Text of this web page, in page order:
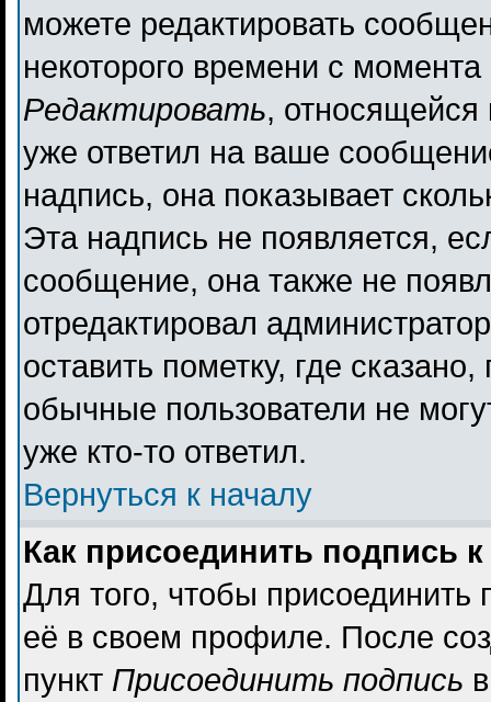
можете редактировать
некоторого времени с
Редактировать,
уже ответил на ваше
надпись, она показывает
Эта надпись не появляется,
сообщение, она также не
отредактировал
оставить пометку, где
обычные пользователи не
уже кто-то ответил.
Вернуться к началу
Как присоединить подпись
Для того, чтобы
её в своем профиле. После
пункт Присоединить подпись